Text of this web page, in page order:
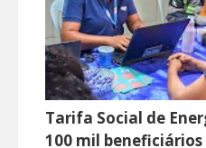
Tarifa Social de
100 mil